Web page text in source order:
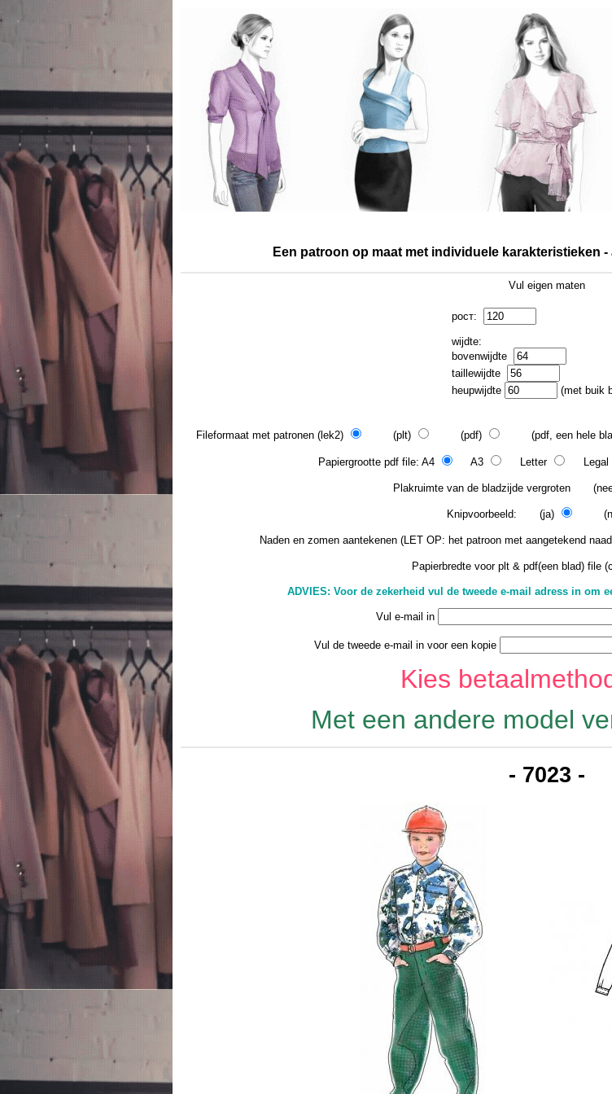
Een patroon op maat met individuele karakteristieken
Vul eigen maten
рост:
wijdte:
bovenwijdte
taillewijdte
heupwijdte
(met buik
Fileformaat met patronen (lek2) (plt) (pdf) (pdf, een hele
Papiergrootte pdf file: A4 A3 Letter Legal
Plakruimte van de bladzijde vergroten
Knipvoorbeeld: (ja)
Naden en zomen aantekenen (LET OP: het patroon met aangetekend
Papierbredte voor plt & pdf(een blad) file
ADVIES: Voor de zekerheid vul de tweede e-mail adress in om
Vul e-mail in
Vul de tweede e-mail in voor een kopie
Kies
Met een andere model
- 7023 -